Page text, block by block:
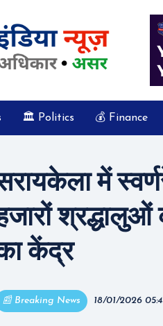
🏛️ Politics 💰 Finance
में
केंद्र
📰 Breaking News 18/01/2026